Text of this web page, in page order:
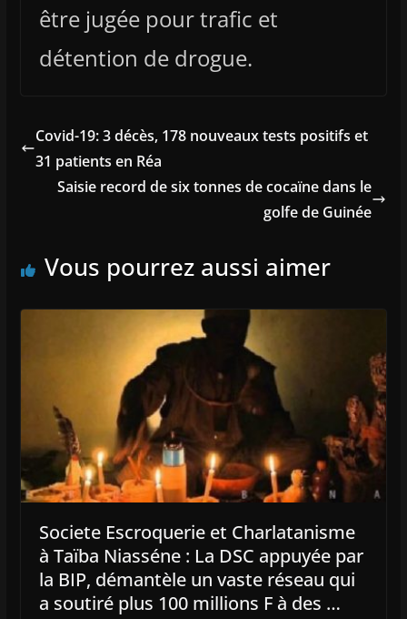
être jugée pour trafic et
détention de drogue.
Covid-19: 3 décès, 178 nouveaux tests positifs et
31 patients en Réa
Saisie record de six tonnes de cocaïne dans le
golfe de Guinée
Vous pourrez aussi aimer
Societe Escroquerie et Charlatanisme
à Taïba Niasséne : La DSC appuyée par
la BIP, démantèle un vaste réseau qui
a soutiré plus 100 millions F à des …